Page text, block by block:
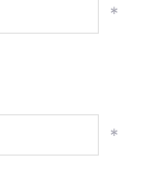
*
*